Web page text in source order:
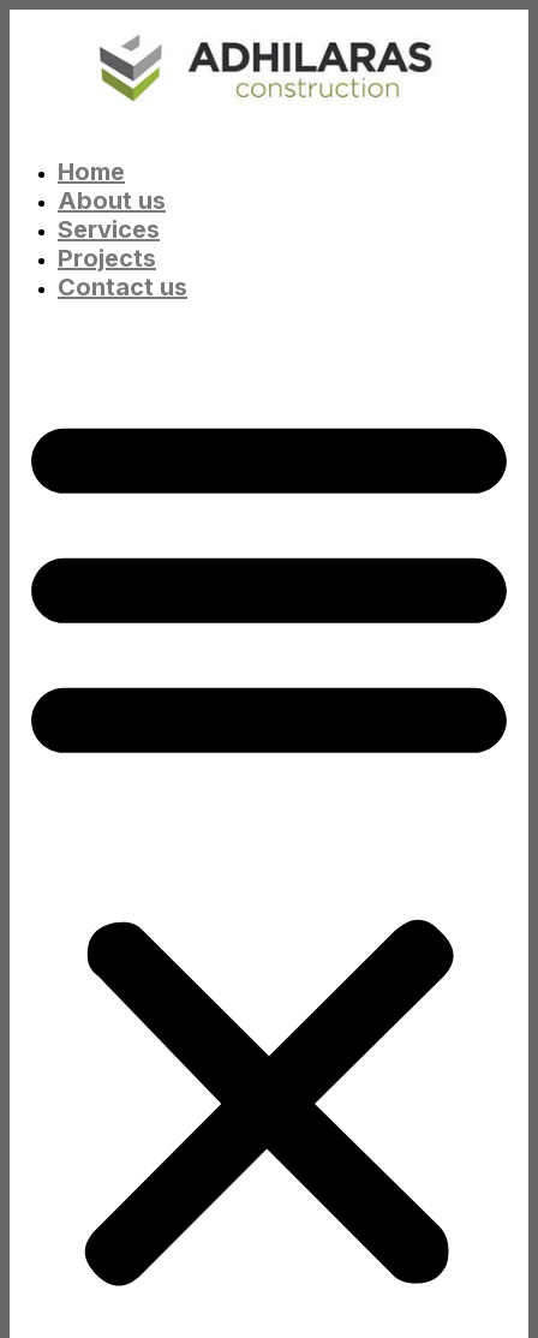
Home
About us
Services
Projects
Contact us